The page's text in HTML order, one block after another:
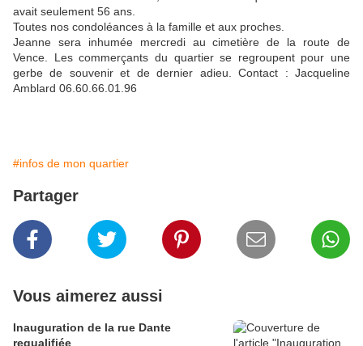
avait seulement 56 ans.
Toutes nos condoléances à la famille et aux proches.
Jeanne sera inhumée mercredi au cimetière de la route de
Vence. Les commerçants du quartier se regroupent pour une
gerbe de souvenir et de dernier adieu. Contact : Jacqueline
Amblard 06.60.66.01.96
#infos de mon quartier
Partager
Vous aimerez aussi
Inauguration de la rue Dante
requalifiée